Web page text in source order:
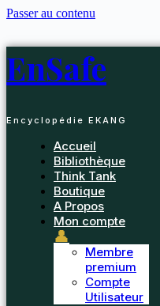
Passer au contenu
EnSafe
Encyclopédie EKANG
Accueil
Bibliothèque
Think Tank
Boutique
A Propos
Mon compte
👤
Membre
premium
Compte
Utilisateur